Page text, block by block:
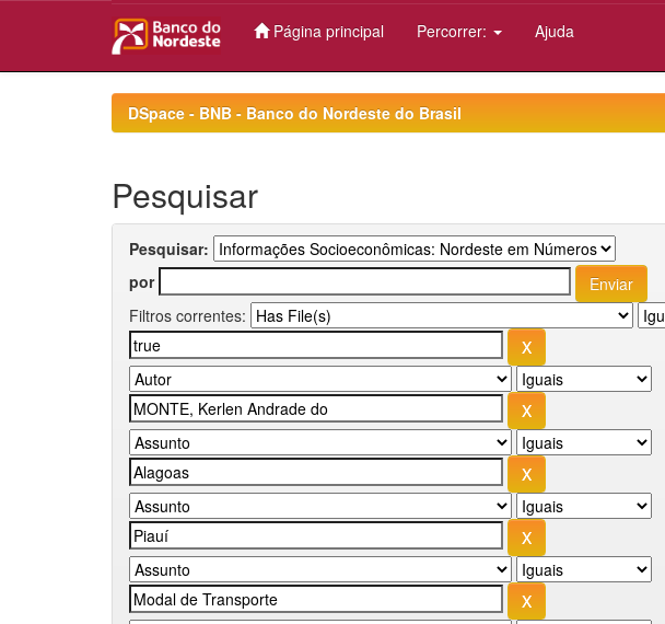
Página principal Percorrer: Ajuda
DSpace - BNB - Banco do Nordeste do Brasil
Pesquisar
Pesquisar:
por
Filtros correntes: